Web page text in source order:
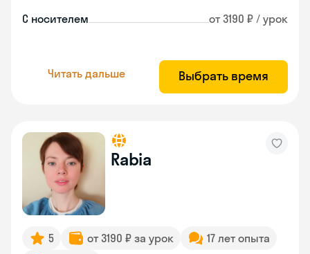
С носителем от 3190 ₽ / урок
Читать дальше Выбрать время
Rabia
5 от 3190 ₽ за урок
17 лет опыта